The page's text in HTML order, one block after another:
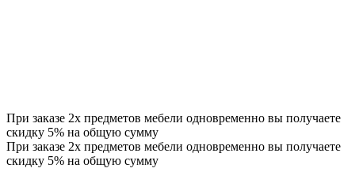
При заказе 2х предметов мебели одновременно вы получаете
скидку 5% на общую сумму
При заказе 2х предметов мебели одновременно вы получаете
скидку 5% на общую сумму